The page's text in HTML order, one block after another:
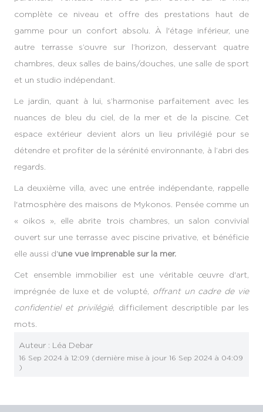
complète ce niveau et offre des prestations haut de
gamme pour un confort absolu. À l'étage inférieur, une
autre terrasse s’ouvre sur l’horizon, desservant quatre
chambres, deux salles de bains/douches, une salle de sport
et un studio indépendant.
Le jardin, quant à lui, s’harmonise parfaitement avec les
nuances de bleu du ciel, de la mer et de la piscine. Cet
espace extérieur devient alors un lieu privilégié pour se
détendre et profiter de la sérénité environnante, à l’abri des
regards.
La deuxième villa, avec une entrée indépendante, rappelle
l'atmosphère des maisons de Mykonos. Pensée comme un
« oikos », elle abrite trois chambres, un salon convivial
ouvert sur une terrasse avec piscine privative, et bénéficie
elle aussi d'une vue imprenable sur la mer.
Cet ensemble immobilier est une véritable œuvre d'art,
imprégnée de luxe et de volupté, offrant un cadre de vie
confidentiel et privilégié, difficilement descriptible par les
mots.
Auteur : Léa Debar
16 Sep 2024 à 12:09 (dernière mise à jour 16 Sep 2024 à 04:09
)